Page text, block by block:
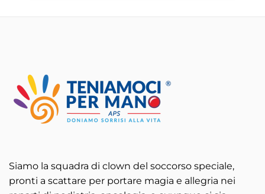
Siamo la squadra di clown del soccorso speciale,
pronti a scattare per portare magia e allegria nei